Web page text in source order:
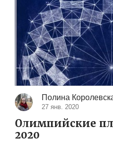
Полина
27 янв. 2020
Олимпийские
2020